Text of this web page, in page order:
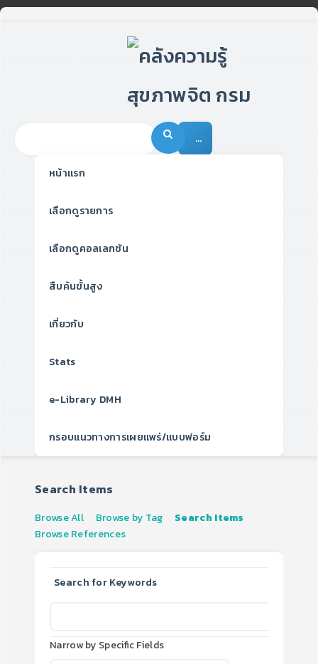
…
หน้าแรก
เลือกดูรายการ
เลือกดูคอลเลกชัน
สืบค้นขั้นสูง
เกี่ยวกับ
Stats
e-Library DMH
กรอบแนวทางการเผยแพร่/แบบฟอร์ม
Search Items
Browse All Browse by Tag
Search Items
Browse References
Search for Keywords
Narrow by Specific Fields